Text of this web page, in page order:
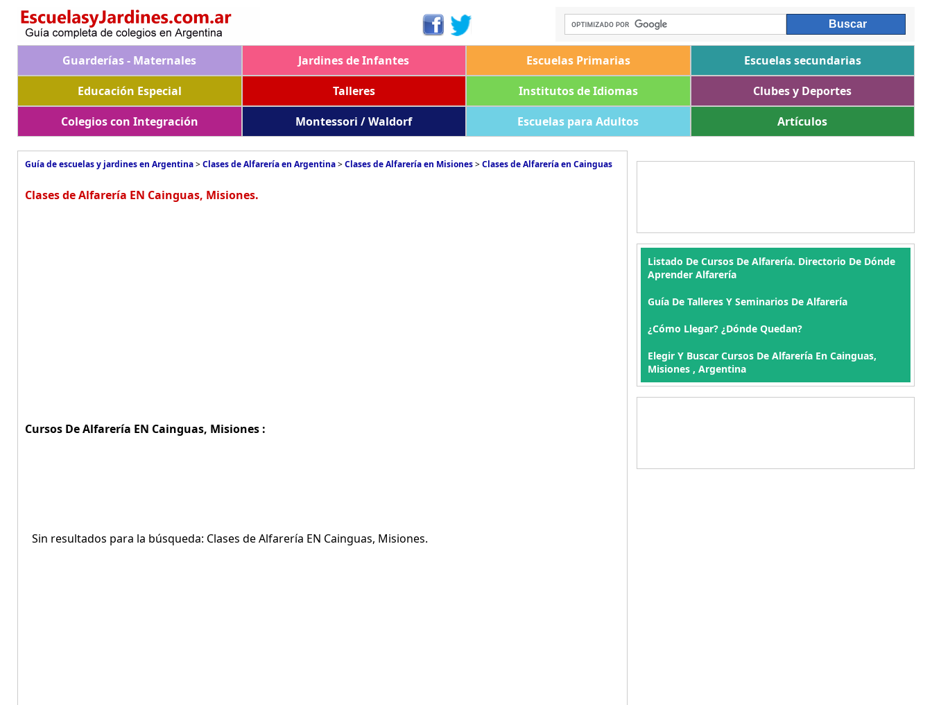
Guarderías - Maternales Jardines de Infantes Escuelas Primarias
Escuelas secundarias
Educación Especial
Talleres Institutos de Idiomas
Clubes y Deportes
Colegios con Integración
Montessori / Waldorf Escuelas para Adultos Artículos
Guía de escuelas y jardines en Argentina>Clases de Alfarería en Argentina>Clases de Alfarería en Misiones>Clases de Alfarería en Cainguas
Clases de Alfarería EN Cainguas, Misiones.
Cursos De Alfarería EN Cainguas, Misiones :
Sin resultados para la búsqueda: Clases de Alfarería EN Cainguas, Misiones.
Listado De Cursos De Alfarería. Directorio De Dónde
Aprender Alfarería
Guía De Talleres Y Seminarios De Alfarería
¿Cómo Llegar? ¿Dónde Quedan?
Elegir Y Buscar Cursos De Alfarería En Cainguas,
Misiones , Argentina